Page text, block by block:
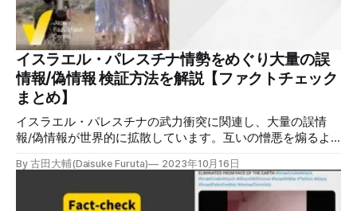
「戦争は恐ろしすぎる」などと同調するコメントの一方で、
「核じゃない」「レバノンの爆発とそっくり」「2020年の
レバノンベイルート港爆発事故の映像です」という指摘があ
る。 検証過程 2020年8月4日、レバノンでは、ベイルート港
に保管されていた大量の硝酸アンモニウムが爆発を起こし、
死者200人超の大災害となった。 日本ファクトチェックセン
ター（
イスラエル・パレスチナ情勢をめぐり大量の誤
情報/偽情報 検証方法を解説【ファクトチェック
まとめ】
イスラエル・パレスチナの武力衝突に関連し、大量の誤情
報/偽情報が世界的に拡散しています。互いの憎悪を煽るよ
チェックセンター（JFC）がこれまでに検証した事例ととも
新します（最終更新2023年11月17日）。 対立煽る誤情報/偽
By 古田大輔(Daisuke Furuta) 2023年10月16日